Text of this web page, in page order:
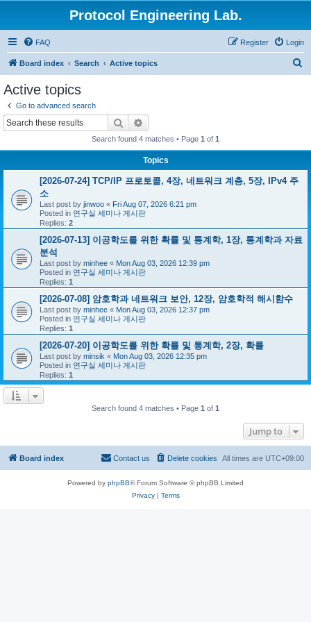
Protocol Engineering Lab.
FAQ Login
Register
Board index Search Active topics
Active topics
Go to advanced search
Search
Search found 4 matches • Page 1 of 1
Topics
[2026-07-24] TCP/IP 프로토콜, 4장, 네트워크 계층, 5장, IPv4 주
소
Last post by jinwoo « Fri Aug 07, 2026 6:21 pm
Posted in 연구실 세미나 게시판
Replies: 2
[2026-07-13] 이공학도를 위한 확률 및 통계학, 1장, 통계학과 자료
분석
Last post by minhee « Mon Aug 03, 2026 12:39 pm
Posted in 연구실 세미나 게시판
Replies: 1
[2026-07-08] 암호학과 네트워크 보안, 12장, 암호학적 해시함수
Last post by minhee « Mon Aug 03, 2026 12:37 pm
Posted in 연구실 세미나 게시판
Replies: 1
[2026-07-20] 이공학도를 위한 확률 및 통계학, 2장, 확률
Last post by minsik « Mon Aug 03, 2026 12:35 pm
Posted in 연구실 세미나 게시판
Replies: 1
Search found 4 matches • Page 1 of 1
Jump to
Board index All times are UTC+09:00
Delete cookies
Contact us
Powered by phpBB® Forum Software © phpBB Limited
Privacy| Terms